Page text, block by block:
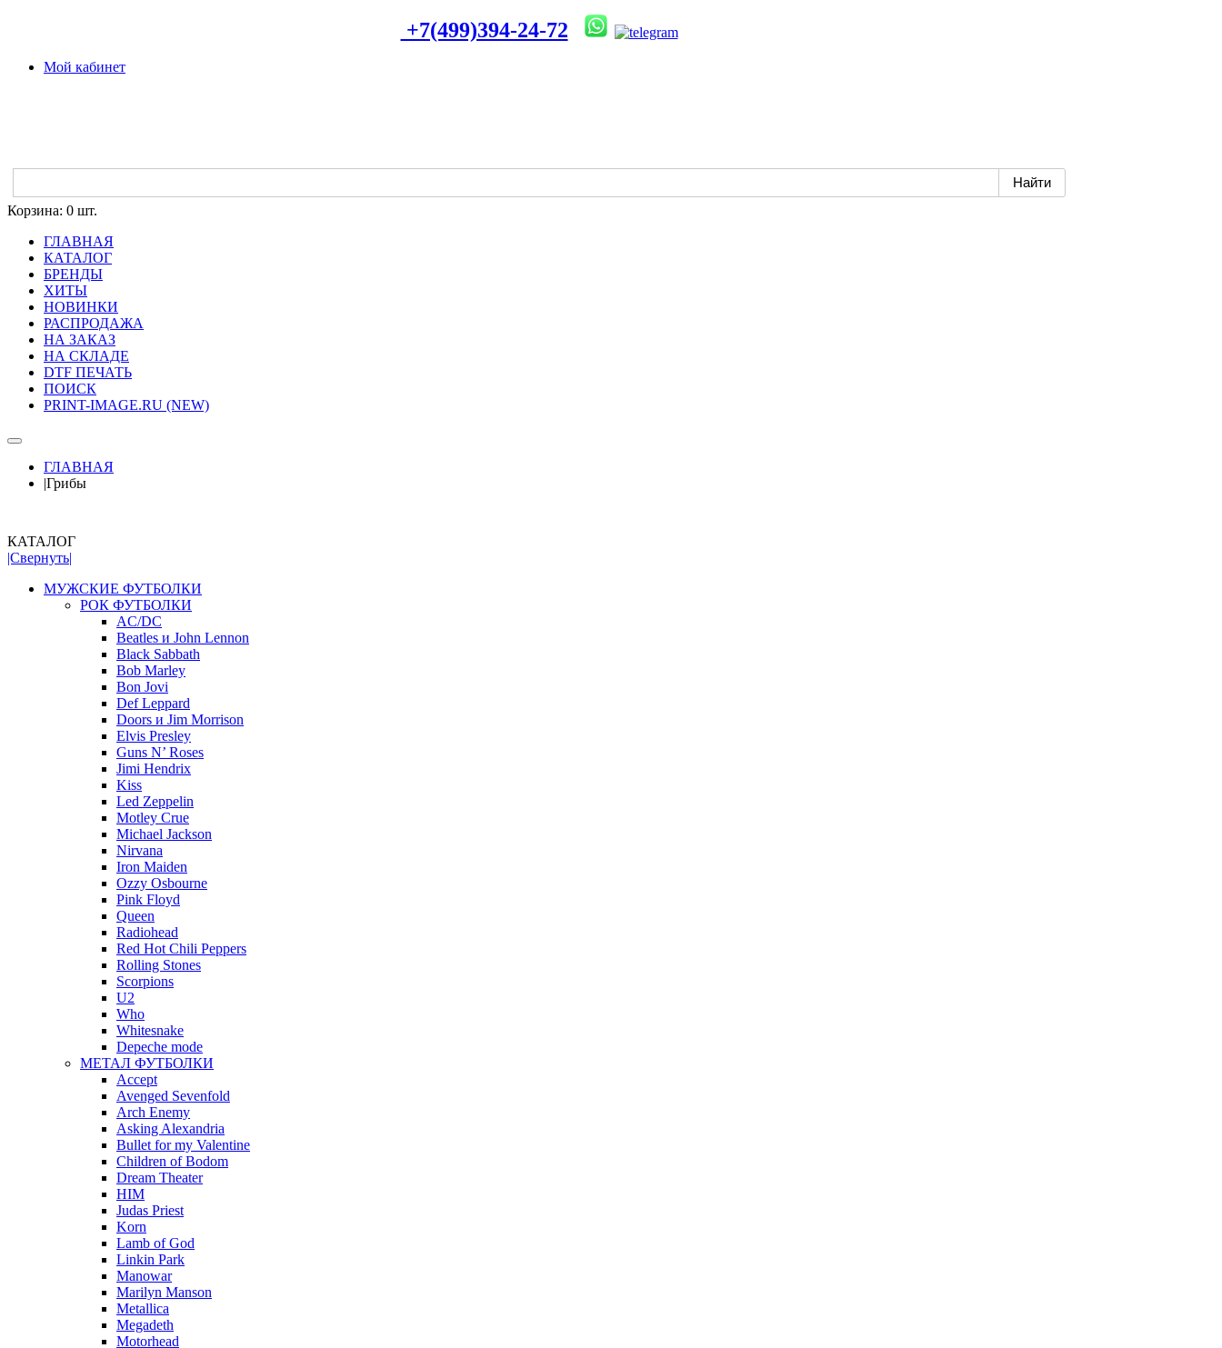
+7(499)394-24-72
Мой кабинет
Корзина: 0 шт.
ГЛАВНАЯ
КАТАЛОГ
БРЕНДЫ
ХИТЫ
НОВИНКИ
РАСПРОДАЖА
НА ЗАКАЗ
НА СКЛАДЕ
DTF ПЕЧАТЬ
ПОИСК
PRINT-IMAGE.RU (NEW)
ГЛАВНАЯ
|Грибы
КАТАЛОГ
|Свернуть|
МУЖСКИЕ ФУТБОЛКИ
РОК ФУТБОЛКИ
AC/DC
Beatles и John Lennon
Black Sabbath
Bob Marley
Bon Jovi
Def Leppard
Doors и Jim Morrison
Elvis Presley
Guns N’ Roses
Jimi Hendrix
Kiss
Led Zeppelin
Motley Crue
Michael Jackson
Nirvana
Iron Maiden
Ozzy Osbourne
Pink Floyd
Queen
Radiohead
Red Hot Chili Peppers
Rolling Stones
Scorpions
U2
Who
Whitesnake
Depeche mode
МЕТАЛ ФУТБОЛКИ
Accept
Avenged Sevenfold
Arch Enemy
Asking Alexandria
Bullet for my Valentine
Children of Bodom
Dream Theater
HIM
Judas Priest
Korn
Lamb of God
Linkin Park
Manowar
Marilyn Manson
Metallica
Megadeth
Motorhead